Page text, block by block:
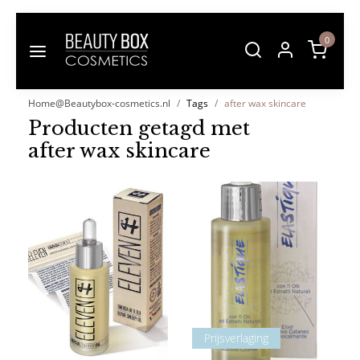
0
Home@Beautybox-cosmetics.nl Tags after wax skincare
Producten getagd met
after wax skincare
Prijsverlaging